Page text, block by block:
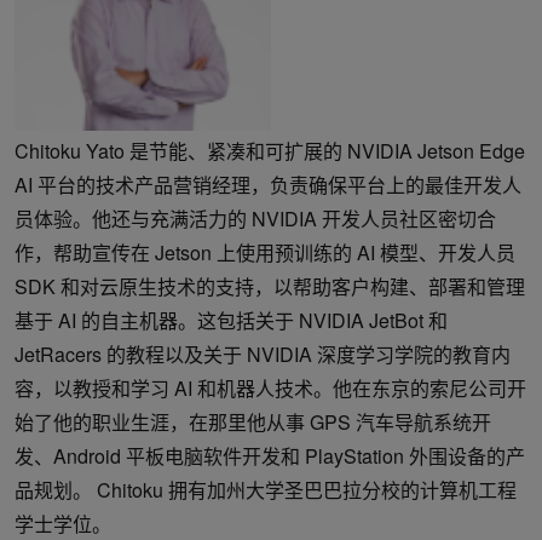
Chitoku Yato 是节能、紧凑和可扩展的 NVIDIA Jetson Edge
AI 平台的技术产品营销经理，负责确保平台上的最佳开发人
员体验。他还与充满活力的 NVIDIA 开发人员社区密切合
作，帮助宣传在 Jetson 上使用预训练的 AI 模型、开发人员
SDK 和对云原生技术的支持，以帮助客户构建、部署和管理
基于 AI 的自主机器。这包括关于 NVIDIA JetBot 和
JetRacers 的教程以及关于 NVIDIA 深度学习学院的教育内
容，以教授和学习 AI 和机器人技术。他在东京的索尼公司开
始了他的职业生涯，在那里他从事 GPS 汽车导航系统开
发、Android 平板电脑软件开发和 PlayStation 外围设备的产
品规划。 Chitoku 拥有加州大学圣巴巴拉分校的计算机工程
学士学位。